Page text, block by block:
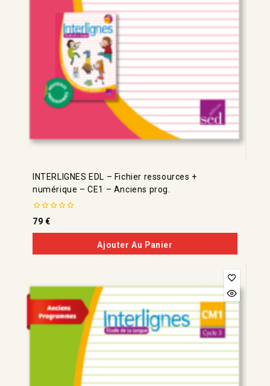
INTERLIGNES EDL – Fichier ressources +
numérique – CE1 – Anciens prog.
0
de
5
79 €
Ajouter Au Panier